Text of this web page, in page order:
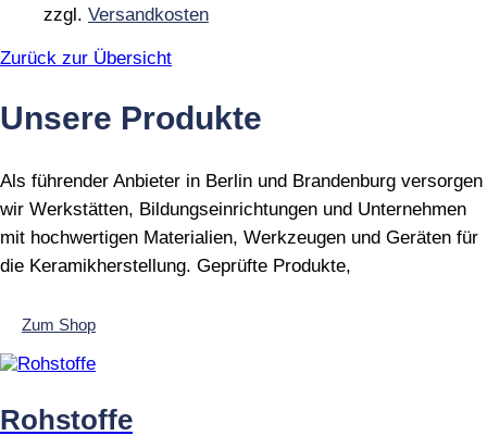
zzgl. Versandkosten
Zurück zur Übersicht
Unsere Produkte
Als führender Anbieter in Berlin und Brandenburg versorgen
wir Werkstätten, Bildungseinrichtungen und Unternehmen
mit hochwertigen Materialien, Werkzeugen und Geräten für
die Keramikherstellung. Geprüfte Produkte,
Zum Shop
Rohstoffe